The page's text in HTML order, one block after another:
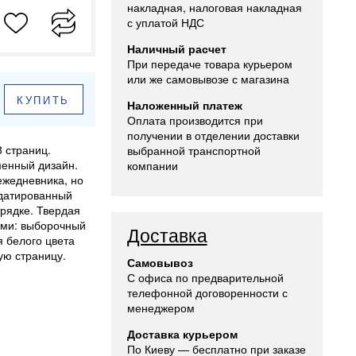
КУПИТЬ
дизайн.
но
Твердая
выборочный
цвета
страницу.
накладная, налоговая накладная
с уплатой НДС
Наличный расчет
При передаче товара курьером
или же самовывозе с магазина
Наложенный платеж
Оплата производится при
получении в отделении доставки
выбранной транспортной
компании
Доставка
Самовывоз
С офиса по предварительной
телефонной договоренности с
менеджером
Доставка курьером
По Киеву — бесплатно при заказе